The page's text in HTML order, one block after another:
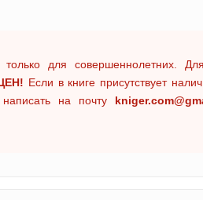
для совершеннолетних.
Если в книге присутствует
на почту